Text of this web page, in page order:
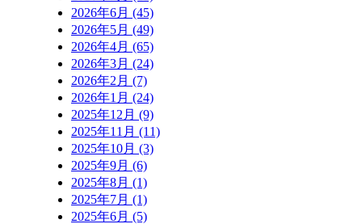
2026年6月 (45)
2026年5月 (49)
2026年4月 (65)
2026年3月 (24)
2026年2月 (7)
2026年1月 (24)
2025年12月 (9)
2025年11月 (11)
2025年10月 (3)
2025年9月 (6)
2025年8月 (1)
2025年7月 (1)
2025年6月 (5)